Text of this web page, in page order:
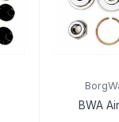
BWA